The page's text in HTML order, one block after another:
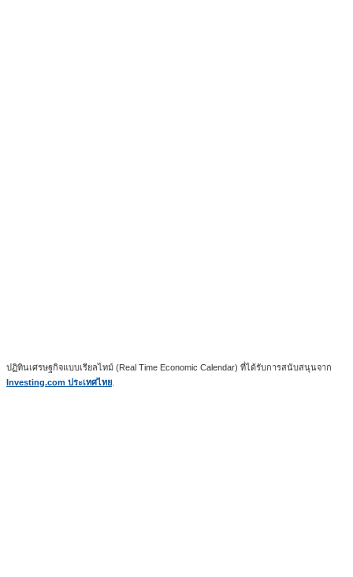
ปฏิทินเศรษฐกิจแบบเรียลไทม์ (Real Time Economic Calendar) ที่ได้รับการสนับสนุนจาก
Investing.com ประเทศไทย